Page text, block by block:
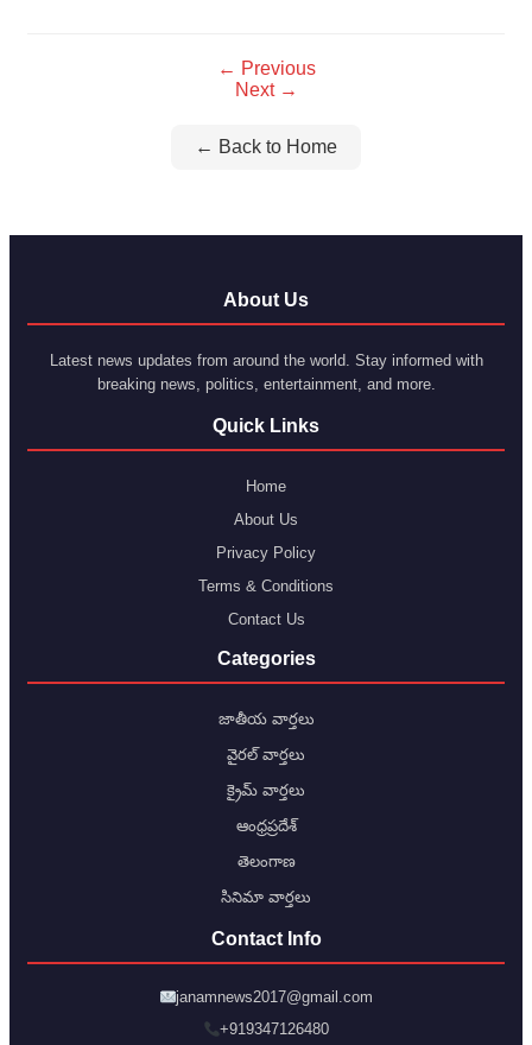
← Previous
Next →
← Back to Home
About Us
Latest news updates from around the world. Stay informed with
breaking news, politics, entertainment, and more.
Quick Links
Home
About Us
Privacy Policy
Terms & Conditions
Contact Us
Categories
జాతీయ వార్తలు
వైరల్ వార్తలు
క్రైమ్ వార్తలు
ఆంధ్రప్రదేశ్
తెలంగాణ
సినిమా వార్తలు
Contact Info
janamnews2017@gmail.com
+919347126480